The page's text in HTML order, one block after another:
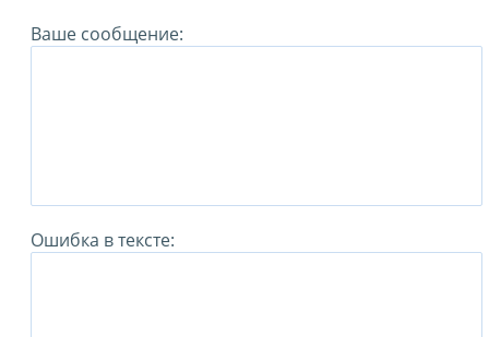
Ваше сообщение:
Ошибка в тексте: